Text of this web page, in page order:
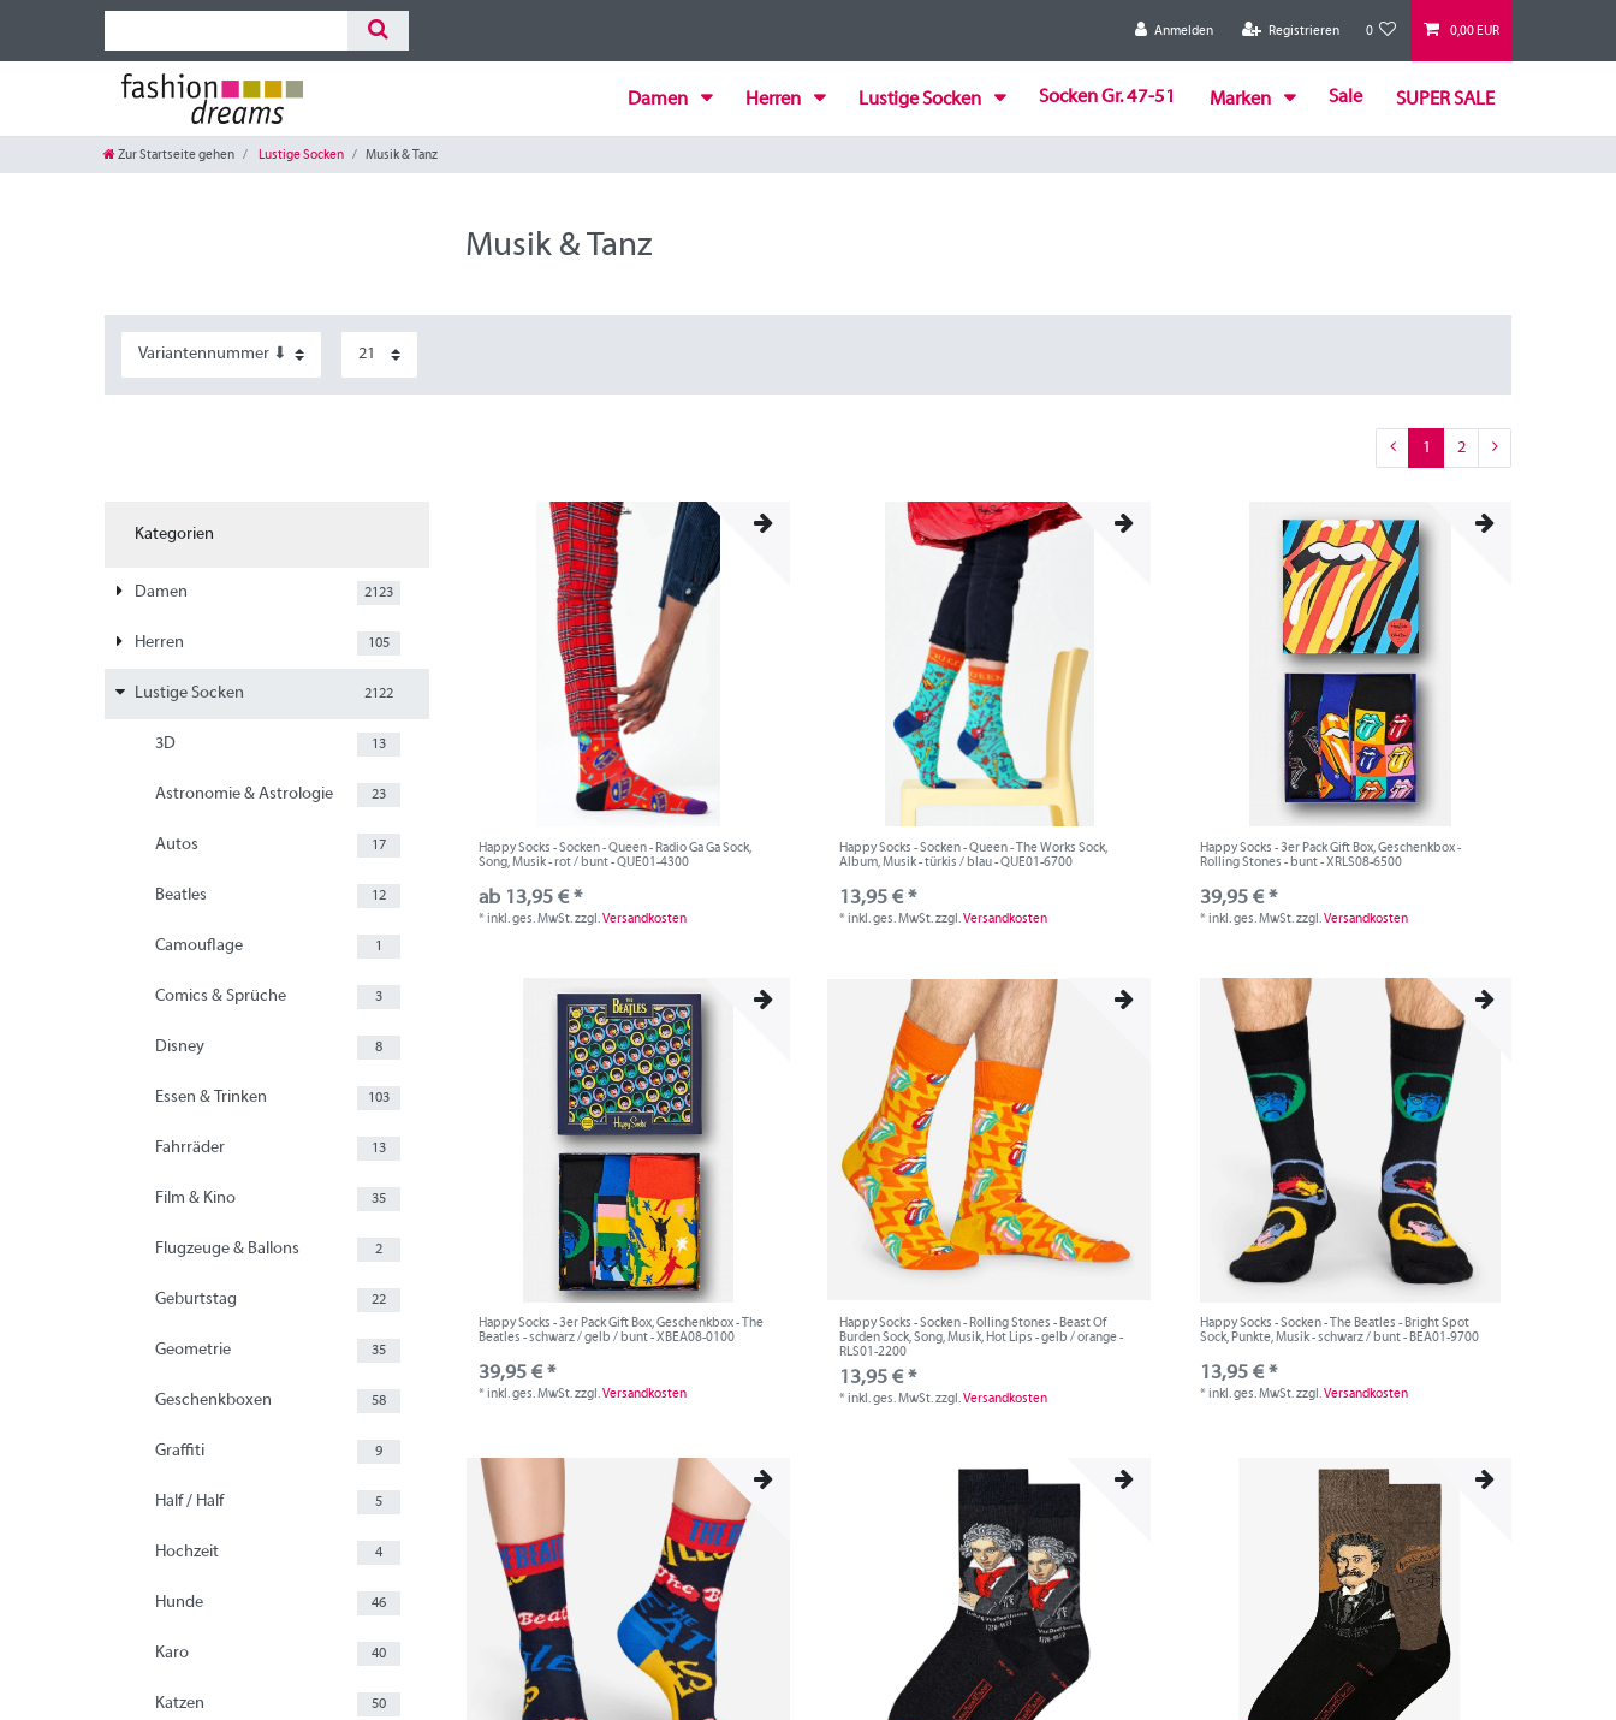
Anmelden Registrieren 0 0,00 EUR
Damen Herren Lustige Socken Socken Gr. 47-51 Marken Sale SUPER SALE
Zur Startseite gehen Lustige Socken Musik & Tanz
Musik & Tanz
1 2
Kategorien
Damen 2123
Herren 105
Lustige Socken 2122
3D 13
Astronomie & Astrologie 23
Autos 17
Beatles 12
Camouflage 1
Comics & Sprüche 3
Disney 8
Essen & Trinken 103
Fahrräder 13
Film & Kino 35
Flugzeuge & Ballons 2
Geburtstag 22
Geometrie 35
Geschenkboxen 58
Graffiti 9
Half / Half 5
Hochzeit 4
Hunde 46
Karo 40
Katzen 50
Happy Socks - Socken - Queen - Radio Ga Ga Sock,
Song, Musik - rot / bunt - QUE01-4300
ab 13,95 € *
*inkl. ges. MwSt.zzgl.Versandkosten
Happy Socks - Socken - Queen - The Works Sock,
Album, Musik - türkis / blau - QUE01-6700
13,95 € *
*inkl. ges. MwSt.zzgl.Versandkosten
Happy Socks - 3er Pack Gift Box, Geschenkbox -
Rolling Stones - bunt - XRLS08-6500
39,95 € *
*inkl. ges. MwSt.zzgl.Versandkosten
Happy Socks - 3er Pack Gift Box, Geschenkbox - The
Beatles - schwarz / gelb / bunt - XBEA08-0100
39,95 € *
*inkl. ges. MwSt.zzgl.Versandkosten
Happy Socks - Socken - Rolling Stones - Beast Of
Burden Sock, Song, Musik, Hot Lips - gelb / orange -
RLS01-2200
13,95 € *
*inkl. ges. MwSt.zzgl.Versandkosten
Happy Socks - Socken - The Beatles - Bright Spot
Sock, Punkte, Musik - schwarz / bunt - BEA01-9700
13,95 € *
*inkl. ges. MwSt.zzgl.Versandkosten